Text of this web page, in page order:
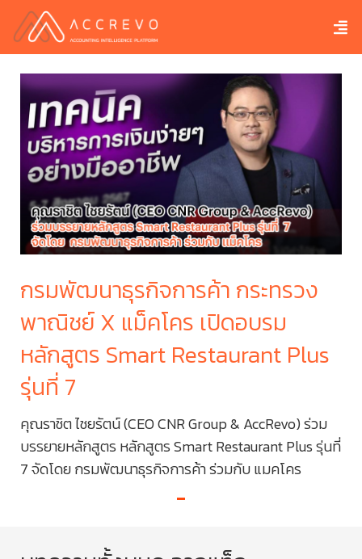
กรมพัฒนาธุรกิจการค้า กระทรวง
พาณิชย์ X แม็คโคร เปิดอบรม
หลักสูตร Smart Restaurant Plus
รุ่นที่ 7
คุณราชิต ไชยรัตน์ (CEO CNR Group & AccRevo) ร่วม
บรรยายหลักสูตร​ หลักสูตร Smart Restaurant Plus รุ่นที่
7 จัดโดย กรมพัฒนาธุรกิจการค้า ร่วมกับ แมคโคร